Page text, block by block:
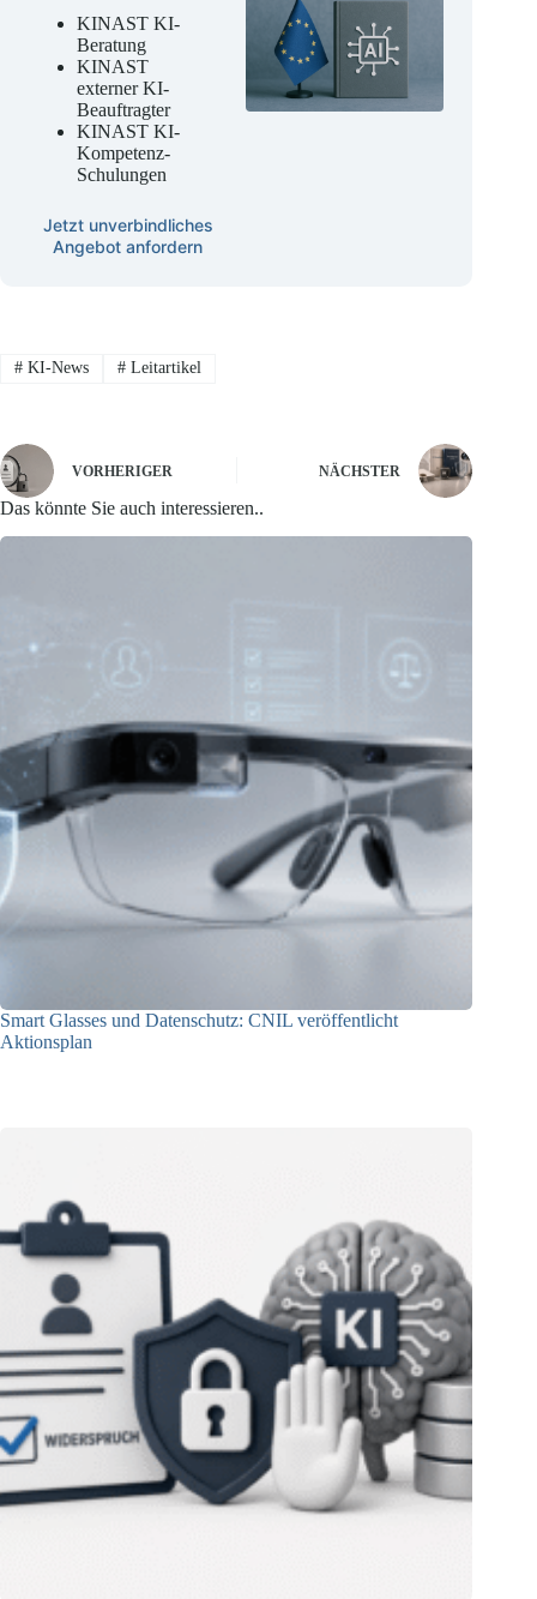
KINAST KI-
Beratung
KINAST
externer KI-
Beauftragter
KINAST KI-
Kompetenz-
Schulungen
Jetzt unverbindliches
Angebot anfordern
#KI-News #Leitartikel
VORHERIGER NÄCHSTER
Das könnte Sie auch interessieren..
Smart Glasses und Datenschutz: CNIL veröffentlicht
Aktionsplan